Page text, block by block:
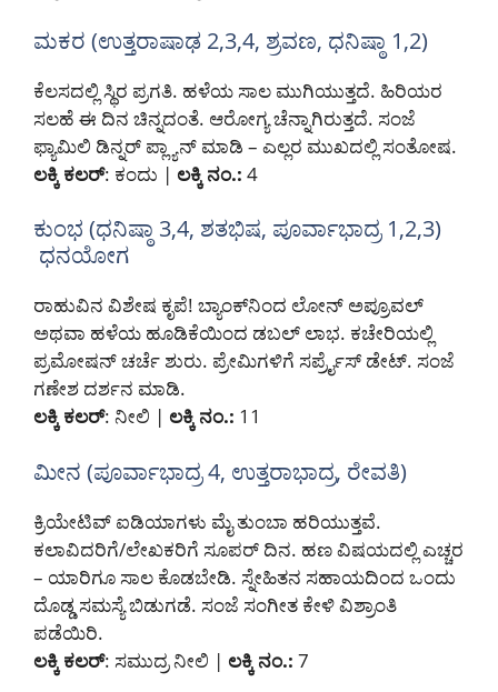
ಮಕರ (ಉತ್ತರಾಷಾಢ 2,3,4, ಶ್ರವಣ, ಧನಿಷ್ಠಾ 1,2)
ಕೆಲಸದಲ್ಲಿ ಸ್ಥಿರ ಪ್ರಗತಿ. ಹಳೆಯ ಸಾಲ ಮುಗಿಯುತ್ತದೆ. ಹಿರಿಯರ
ಸಲಹೆ ಈ ದಿನ ಚಿನ್ನದಂತೆ. ಆರೋಗ್ಯ ಚೆನ್ನಾಗಿರುತ್ತದೆ. ಸಂಜೆ
ಫ್ಯಾಮಿಲಿ ಡಿನ್ನರ್ ಪ್ಲ್ಯಾನ್ ಮಾಡಿ – ಎಲ್ಲರ ಮುಖದಲ್ಲಿ ಸಂತೋಷ.
ಲಕ್ಕಿ ಕಲರ್: ಕಂದು | ಲಕ್ಕಿ ನಂ.: 4
ಕುಂಭ (ಧನಿಷ್ಠಾ 3,4, ಶತಭಿಷ, ಪೂರ್ವಾಭಾದ್ರ 1,2,3)
ಧನಯೋಗ
ರಾಹುವಿನ ವಿಶೇಷ ಕೃಪೆ! ಬ್ಯಾಂಕ್‌ನಿಂದ ಲೋನ್ ಅಪ್ರೂವಲ್
ಅಥವಾ ಹಳೆಯ ಹೂಡಿಕೆಯಿಂದ ಡಬಲ್ ಲಾಭ. ಕಚೇರಿಯಲ್ಲಿ
ಪ್ರಮೋಷನ್ ಚರ್ಚೆ ಶುರು. ಪ್ರೇಮಿಗಳಿಗೆ ಸರ್ಪ್ರೈಸ್ ಡೇಟ್. ಸಂಜೆ
ಗಣೇಶ ದರ್ಶನ ಮಾಡಿ.
ಲಕ್ಕಿ ಕಲರ್: ನೀಲಿ | ಲಕ್ಕಿ ನಂ.: 11
ಮೀನ (ಪೂರ್ವಾಭಾದ್ರ 4, ಉತ್ತರಾಭಾದ್ರ, ರೇವತಿ)
ಕ್ರಿಯೇಟಿವ್ ಐಡಿಯಾಗಳು ಮೈ ತುಂಬಾ ಹರಿಯುತ್ತವೆ.
ಕಲಾವಿದರಿಗೆ/ಲೇಖಕರಿಗೆ ಸೂಪರ್ ದಿನ. ಹಣ ವಿಷಯದಲ್ಲಿ ಎಚ್ಚರ
– ಯಾರಿಗೂ ಸಾಲ ಕೊಡಬೇಡಿ. ಸ್ನೇಹಿತನ ಸಹಾಯದಿಂದ ಒಂದು
ದೊಡ್ಡ ಸಮಸ್ಯೆ ಬಿಡುಗಡೆ. ಸಂಜೆ ಸಂಗೀತ ಕೇಳಿ ವಿಶ್ರಾಂತಿ
ಪಡೆಯಿರಿ.
ಲಕ್ಕಿ ಕಲರ್: ಸಮುದ್ರ ನೀಲಿ | ಲಕ್ಕಿ ನಂ.: 7